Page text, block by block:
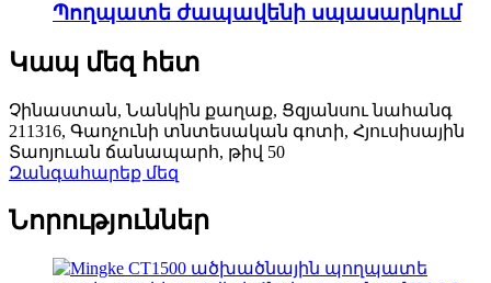
Պողպատե ժապավենի սպասարկում
Կապ մեզ հետ
Չինաստան, Նանկին քաղաք, Ցզյանսու նահանգ
211316, Գաոչունի տնտեսական գոտի, Հյուսիսային
Տաոյուան ​​ճանապարհ, թիվ 50
Զանգահարեք մեզ
Նորություններ